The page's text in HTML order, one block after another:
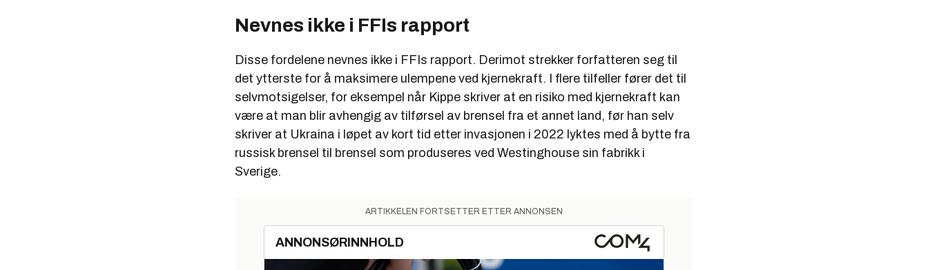
Nevnes ikke i FFIs rapport
Disse fordelene nevnes ikke i FFIs rapport. Derimot strekker forfatteren seg til
det ytterste for å maksimere ulempene ved kjernekraft. I flere tilfeller fører det til
selvmotsigelser, for eksempel når Kippe skriver at en risiko med kjernekraft kan
være at man blir avhengig av tilførsel av brensel fra et annet land, før han selv
skriver at Ukraina i løpet av kort tid etter invasjonen i 2022 lyktes med å bytte fra
russisk brensel til brensel som produseres ved Westinghouse sin fabrikk i
Sverige.
ARTIKKELEN FORTSETTER ETTER ANNONSEN
ANNONSØRINNHOLD